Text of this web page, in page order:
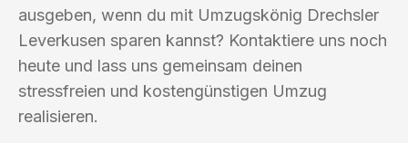
ausgeben, wenn du mit Umzugskönig Drechsler
Leverkusen sparen kannst? Kontaktiere uns noch
heute und lass uns gemeinsam deinen
stressfreien und kostengünstigen Umzug
realisieren.